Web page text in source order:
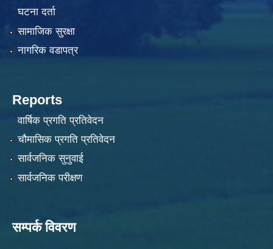
घटना दर्ता
सामाजिक सुरक्षा
नागरिक वडापत्र
Reports
वार्षिक प्रगति प्रतिवेदन
चौमासिक प्रगति प्रतिवेदन
सार्वजनिक सुनुवाई
सार्वजनिक परीक्षण
सम्पर्क विवरण